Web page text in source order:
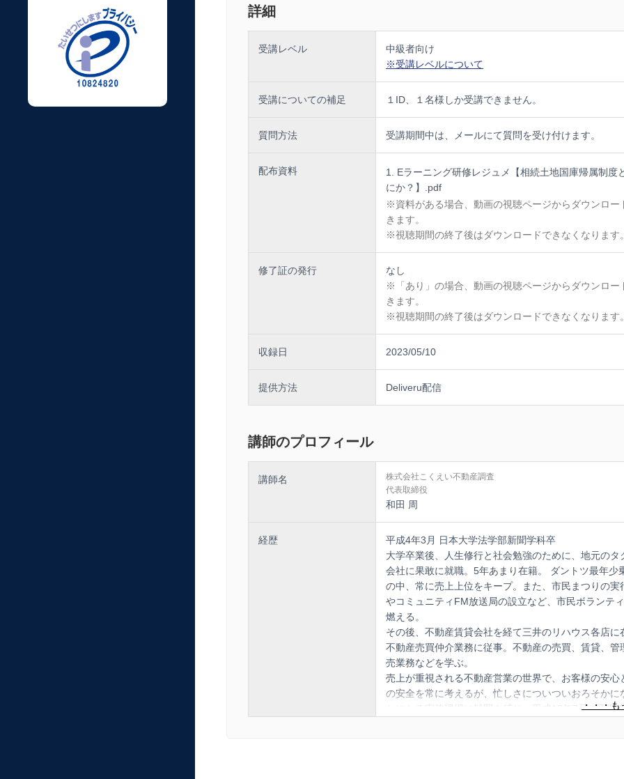
続人（お客様）に対するアプローチやコンサルティングの手法についても考察してい
本編収録時間:約47分
詳細
受講レベル
中級者向け
※受講レベルについて
受講についての補足 １ID、１名様しか受講できません。
質問方法 受講期間中は、メールにて質問を受け付けます。
配布資料
Eラーニング研修レジュメ【相続土地国庫帰属制度
にか？】.pdf
※資料がある場合、動画の視聴ページからダウンロー
きます。
※視聴期間の終了後はダウンロードできなくなります。
修了証の発行
なし
※「あり」の場合、動画の視聴ページからダウンロー
きます。
※視聴期間の終了後はダウンロードできなくなります。
収録日 2023/05/10
提供方法 Deliveru配信
講師のプロフィール
講師名
株式会社こくえい不動産調査
代表取締役
和田 周
経歴
平成4年3月 日本大学法学部新聞学科卒
大学卒業後、人生修行と社会勉強のために、地元のタ
会社に果敢に就職。5年あまり在籍。 ダントツ最年少
の中、常に売上上位をキープ。また、市民まつりの実
やコミュニティFM放送局の設立など、市民ボランテ
燃える。
その後、不動産賃貸会社を経て三井のリハウス各店に
不動産売買仲介業務に従事。不動産の売買、賃貸、管
売業務などを学ぶ。
売上が重視される不動産営業の世界で、お客様の安心
の安全を常に考えるが、忙しさについついおろそかに
ちになる実務現場に疑問を感じ、平成18年7月に不動